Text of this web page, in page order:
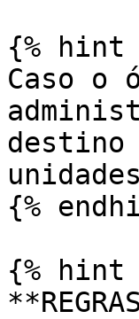
{% hint
Caso o
{%
{% hint